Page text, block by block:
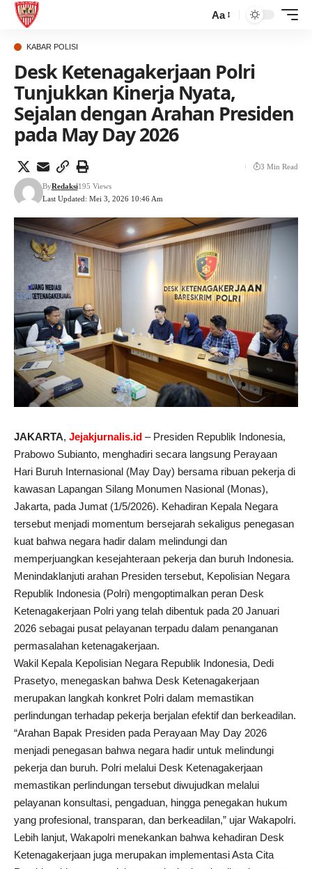
Aa
KABAR POLISI
Desk Ketenagakerjaan Polri
Tunjukkan Kinerja Nyata,
Sejalan dengan Arahan Presiden
pada May Day 2026
Last Updated: Mei 3, 2026 10:46 Am
ByRedaksi195 Views
3 Min Read
JAKARTA, Jejakjurnalis.id – Presiden Republik Indonesia,
Prabowo Subianto, menghadiri secara langsung Perayaan
Hari Buruh Internasional (May Day) bersama ribuan pekerja di
kawasan Lapangan Silang Monumen Nasional (Monas),
Jakarta, pada Jumat (1/5/2026). Kehadiran Kepala Negara
tersebut menjadi momentum bersejarah sekaligus penegasan
kuat bahwa negara hadir dalam melindungi dan
memperjuangkan kesejahteraan pekerja dan buruh Indonesia.
Menindaklanjuti arahan Presiden tersebut, Kepolisian Negara
Republik Indonesia (Polri) mengoptimalkan peran Desk
Ketenagakerjaan Polri yang telah dibentuk pada 20 Januari
2026 sebagai pusat pelayanan terpadu dalam penanganan
permasalahan ketenagakerjaan.
Wakil Kepala Kepolisian Negara Republik Indonesia, Dedi
Prasetyo, menegaskan bahwa Desk Ketenagakerjaan
merupakan langkah konkret Polri dalam memastikan
perlindungan terhadap pekerja berjalan efektif dan berkeadilan.
“Arahan Bapak Presiden pada Perayaan May Day 2026
menjadi penegasan bahwa negara hadir untuk melindungi
pekerja dan buruh. Polri melalui Desk Ketenagakerjaan
memastikan perlindungan tersebut diwujudkan melalui
pelayanan konsultasi, pengaduan, hingga penegakan hukum
yang profesional, transparan, dan berkeadilan,” ujar Wakapolri.
Lebih lanjut, Wakapolri menekankan bahwa kehadiran Desk
Ketenagakerjaan juga merupakan implementasi Asta Cita